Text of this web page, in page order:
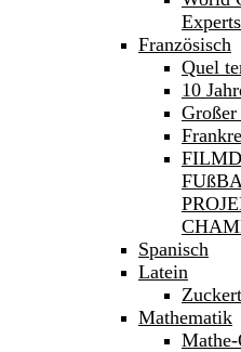
Französisch
Quel
10
Spanisch
Latein
Mathematik